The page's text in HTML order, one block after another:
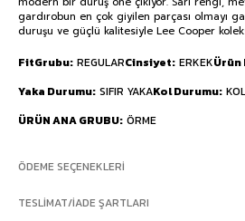
gardırobun en çok giyilen parçası olmayı
duruşu ve güçlü kalitesiyle Lee Cooper
FitGrubu REGULARCinsiyet ERKEKÜrün
Yaka Durumu SIFIR YAKAKol Durumu
ÜRÜN ANA GRUBU ÖRME
ÖDEME SEÇENEKLERI
TESLIMAT/İADE ŞARTLARI